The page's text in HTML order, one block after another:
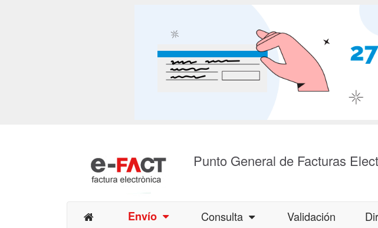
Punto General de Facturas
Envío Consulta Validación